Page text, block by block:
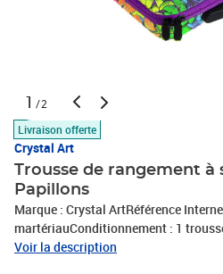
1 /2
Livraison offerte
Crystal Art
Trousse de rangement à
Papillons
Marque : Crystal ArtRéférence
martériauConditionnement : 1
AngleterreExpédié de France par
Voir la description